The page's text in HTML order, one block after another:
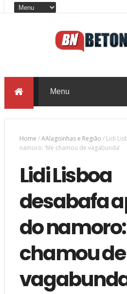
Home /AAlagoinhas e Região / Lidi
namoro: ‘Me chamou de vagabunda’
Lidi Lisboa
desabafa
do namoro:
chamou de